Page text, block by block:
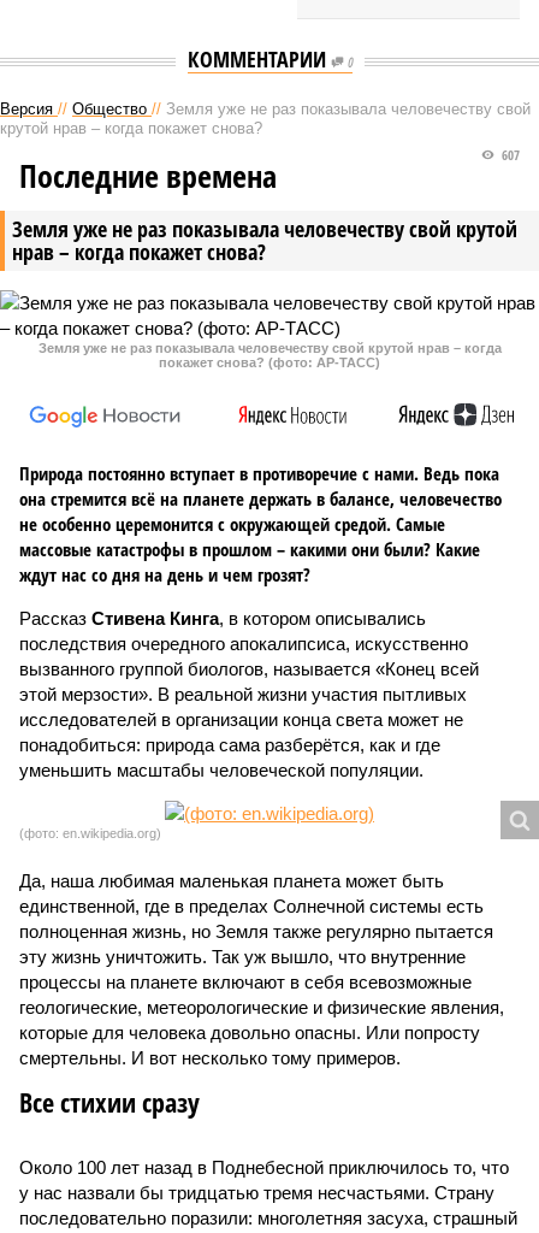
КОММЕНТАРИИ 0
Версия // Общество // Земля уже не раз показывала человечеству свой
крутой нрав – когда покажет снова?
Земля уже не раз показывала человечеству свой крутой
нрав – когда покажет снова?
607
Последние времена
Земля уже не раз показывала человечеству свой крутой нрав – когда
покажет снова? (фото: АР-ТАСС)
Природа постоянно вступает в противоречие с нами. Ведь пока
она стремится всё на планете держать в балансе, человечество
не особенно церемонится с окружающей средой. Самые
массовые катастрофы в прошлом – какими они были? Какие
ждут нас со дня на день и чем грозят?
Рассказ Стивена Кинга, в котором описывались
последствия очередного апокалипсиса, искусственно
вызванного группой биологов, называется «Конец всей
этой мерзости». В реальной жизни участия пытливых
исследователей в организации конца света может не
понадобиться: природа сама разберётся, как и где
уменьшить масштабы человеческой популяции.
(фото: en.wikipedia.org)
Да, наша любимая маленькая планета может быть
единственной, где в пределах Солнечной системы есть
полноценная жизнь, но Земля также регулярно пытается
эту жизнь уничтожить. Так уж вышло, что внутренние
процессы на планете включают в себя всевозможные
геологические, метеорологические и физические явления,
которые для человека довольно опасны. Или попросту
смертельны. И вот несколько тому примеров.
Все стихии сразу
Около 100 лет назад в Поднебесной приключилось то, что
у нас назвали бы тридцатью тремя несчастьями. Страну
последовательно поразили: многолетняя засуха, страшный